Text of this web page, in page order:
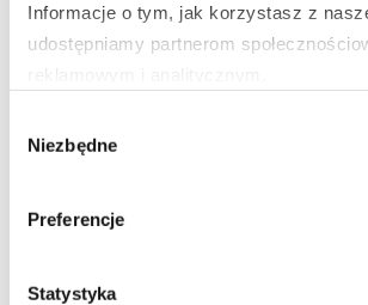
Informacje o tym, jak korzystasz z
udostępniamy partnerom
Partnerzy mogą połączyć te informacje
zgody
Niezbędne
Preferencje
Statystyka
blackhole poprzez wysłanie na
route-serwera adresu atakowanego
community 29535:997. Adres
infrastruktury użytkownika Punktu
promowania wiedzy na ten temat